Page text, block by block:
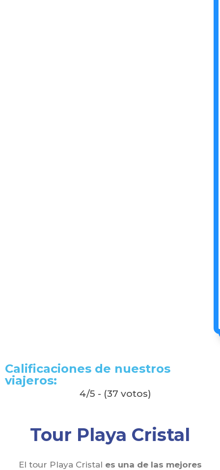
Calificaciones de nuestros
viajeros:
4/5 - (37 votos)
Tour Playa Cristal
El tour Playa Cristal es una de las mejores